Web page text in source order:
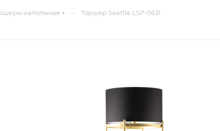
напольные — Торшер Seattle LSP-0631